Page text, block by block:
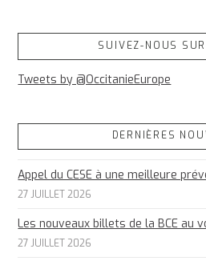
SUIVEZ-NOUS
Tweets by @OccitanieEurope
DERNIÈRES
Appel du CESE à une meilleure
27 JUILLET 2026
Les nouveaux billets de la BCE au
27 JUILLET 2026